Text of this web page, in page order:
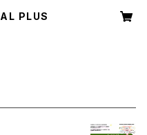
猫用 | ANIMAL PLUS